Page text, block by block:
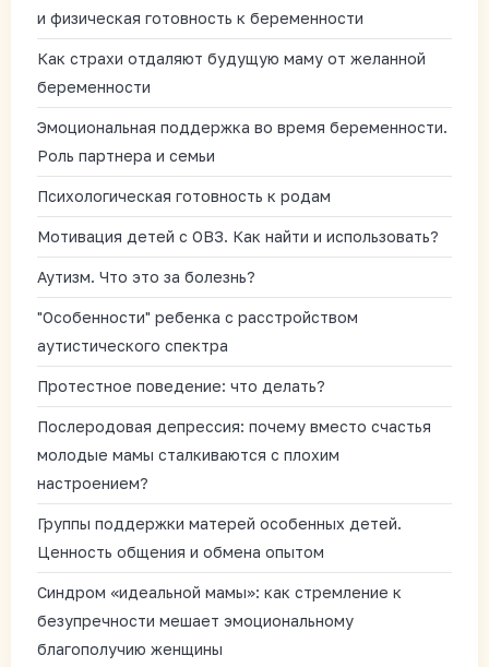
и физическая готовность к беременности
Как страхи отдаляют будущую маму от желанной
беременности
Эмоциональная поддержка во время беременности.
Роль партнера и семьи
Психологическая готовность к родам
Мотивация детей с ОВЗ. Как найти и использовать?
Аутизм. Что это за болезнь?
"Особенности" ребенка с расстройством
аутистического спектра
Протестное поведение: что делать?
Послеродовая депрессия: почему вместо счастья
молодые мамы сталкиваются с плохим
настроением?
Группы поддержки матерей особенных детей.
Ценность общения и обмена опытом
Синдром «идеальной мамы»: как стремление к
безупречности мешает эмоциональному
благополучию женщины